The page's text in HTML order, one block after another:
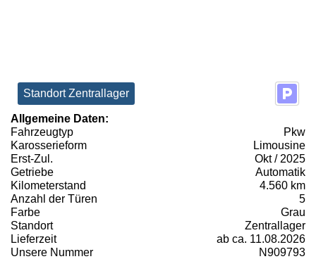
Standort Zentrallager
Allgemeine Daten:
Fahrzeugtyp
Pkw
Karosserieform
Limousine
Erst-Zul.
Okt / 2025
Getriebe
Automatik
Kilometerstand
4.560 km
Anzahl der Türen
5
Farbe
Grau
Standort
Zentrallager
Lieferzeit
ab ca. 11.08.2026
Unsere Nummer
N909793